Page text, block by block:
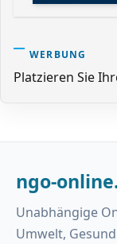
WERBUNG
Platzieren Sie
ngo-
Unabhängige
Umwelt,